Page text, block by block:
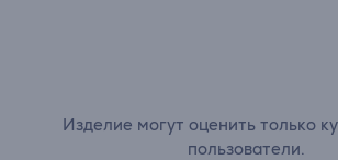
Изделие могут оценить только
пользователи.